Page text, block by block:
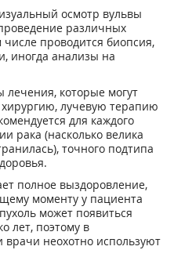
осмотр вульвы
различных
числе проводится биопсия,
иногда анализы на
которые могут
лучевую терапию
для каждого
рака (насколько велика
точного подтипа
полное выздоровление,
моменту у пациента
может появиться
лет, поэтому в
врачи неохотно используют